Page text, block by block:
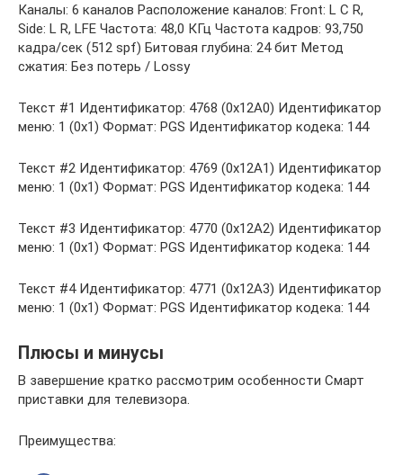
Каналы: 6 каналов Расположение каналов: Front: L C R,
Side: L R, LFE Частота: 48,0 КГц Частота кадров: 93,750
кадра/сек (512 spf) Битовая глубина: 24 бит Метод
сжатия: Без потерь / Lossy
Текст #1 Идентификатор: 4768 (0x12A0) Идентификатор
меню: 1 (0x1) Формат: PGS Идентификатор кодека: 144
Текст #2 Идентификатор: 4769 (0x12A1) Идентификатор
меню: 1 (0x1) Формат: PGS Идентификатор кодека: 144
Текст #3 Идентификатор: 4770 (0x12A2) Идентификатор
меню: 1 (0x1) Формат: PGS Идентификатор кодека: 144
Текст #4 Идентификатор: 4771 (0x12A3) Идентификатор
меню: 1 (0x1) Формат: PGS Идентификатор кодека: 144
Плюсы и минусы
В завершение кратко рассмотрим особенности Смарт
приставки для телевизора.
Преимущества: